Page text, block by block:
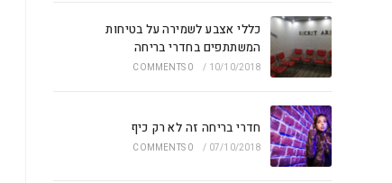
כללי אצבע לשמירה על בטיחות
המשתתפים בחדרי בריחה
10/10/2018
/
0 COMMENTS
חדרי בריחה זה לא רק כיף
07/10/2018
/
0 COMMENTS